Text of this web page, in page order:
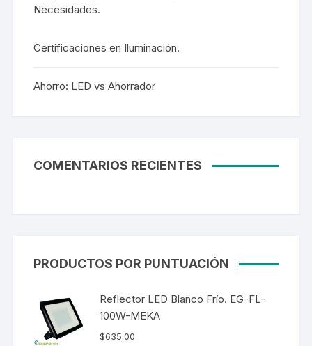
Necesidades.
Certificaciones en Iluminación.
Ahorro: LED vs Ahorrador
COMENTARIOS RECIENTES
PRODUCTOS POR PUNTUACIÓN
Reflector LED Blanco Frío. EG-FL-
100W-MEKA
$635.00